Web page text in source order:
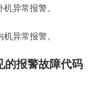
机异常报警。
机异常报警。
的报警故障代码